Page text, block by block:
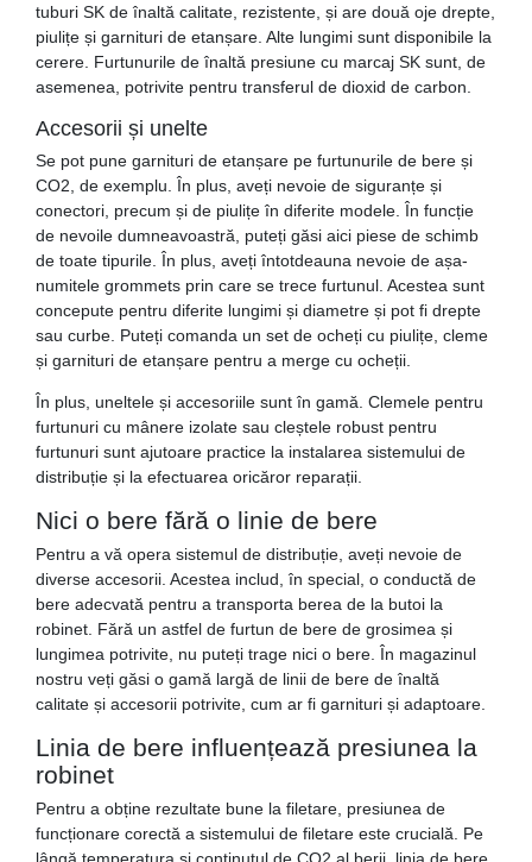
tuburi SK de înaltă calitate, rezistente, și are două oje drepte,
piulițe și garnituri de etanșare. Alte lungimi sunt disponibile la
cerere. Furtunurile de înaltă presiune cu marcaj SK sunt, de
asemenea, potrivite pentru transferul de dioxid de carbon.
Accesorii și unelte
Se pot pune garnituri de etanșare pe furtunurile de bere și
CO2, de exemplu. În plus, aveți nevoie de siguranțe și
conectori, precum și de piulițe în diferite modele. În funcție
de nevoile dumneavoastră, puteți găsi aici piese de schimb
de toate tipurile. În plus, aveți întotdeauna nevoie de așa-
numitele grommets prin care se trece furtunul. Acestea sunt
concepute pentru diferite lungimi și diametre și pot fi drepte
sau curbe. Puteți comanda un set de ocheți cu piulițe, cleme
și garnituri de etanșare pentru a merge cu ocheții.
În plus, uneltele și accesoriile sunt în gamă. Clemele pentru
furtunuri cu mânere izolate sau cleștele robust pentru
furtunuri sunt ajutoare practice la instalarea sistemului de
distribuție și la efectuarea oricăror reparații.
Nici o bere fără o linie de bere
Pentru a vă opera sistemul de distribuție, aveți nevoie de
diverse accesorii. Acestea includ, în special, o conductă de
bere adecvată pentru a transporta berea de la butoi la
robinet. Fără un astfel de furtun de bere de grosimea și
lungimea potrivite, nu puteți trage nici o bere. În magazinul
nostru veți găsi o gamă largă de linii de bere de înaltă
calitate și accesorii potrivite, cum ar fi garnituri și adaptoare.
Linia de bere influențează presiunea la
robinet
Pentru a obține rezultate bune la filetare, presiunea de
funcționare corectă a sistemului de filetare este crucială. Pe